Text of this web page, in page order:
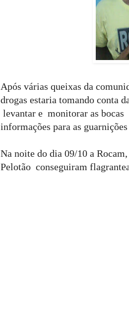
Após várias queixas da
drogas estaria tomando conta
levantar e monitorar as bocas
informações para as guarnições
Na noite do dia 09/10 a
Pelotão conseguiram